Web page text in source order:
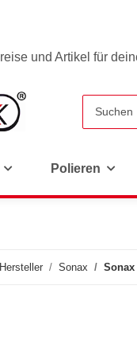
und Artikel für
Polieren
Hersteller Sonax